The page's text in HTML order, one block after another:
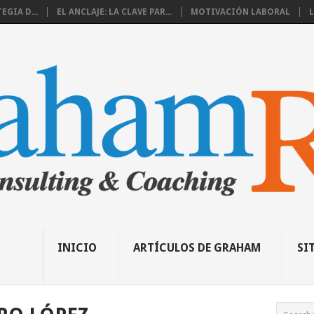
D... EL ANCLAJE: LA CLAVE PAR... MOTIVACIÓN LABORAL
INICIO ARTÍCULOS DE GRAHAM